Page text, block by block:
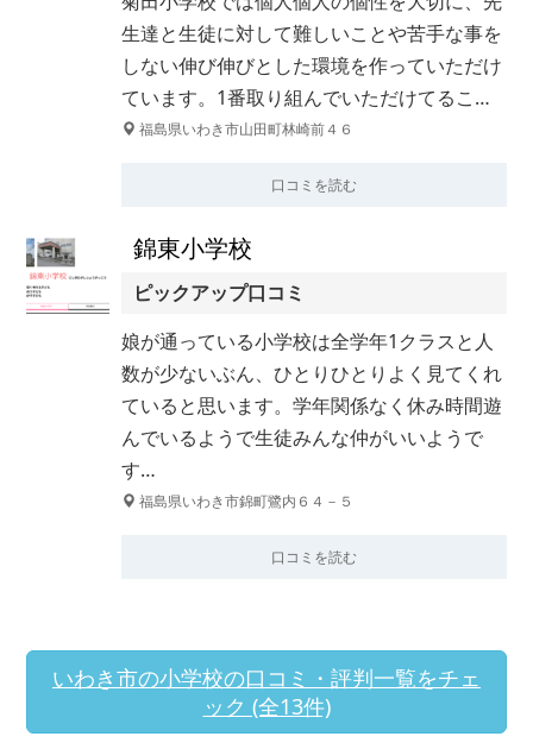
生達と生徒に対して難しいことや苦手な事を
しない伸び伸びとした環境を作っていただけ
ています。1番取り組んでいただけてるこ…
福島県いわき市山田町林崎前４６
口コミを読む
錦東小学校
ピックアップ口コミ
娘が通っている小学校は全学年1クラスと人
数が少ないぶん、ひとりひとりよく見てくれ
ていると思います。学年関係なく休み時間遊
んでいるようで生徒みんな仲がいいようで
す…
福島県いわき市錦町鷺内６４－５
口コミを読む
いわき市の小学校の口コミ・評判一覧をチェ
ック (全13件)